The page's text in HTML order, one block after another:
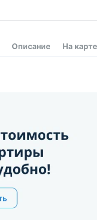
Описание На карте